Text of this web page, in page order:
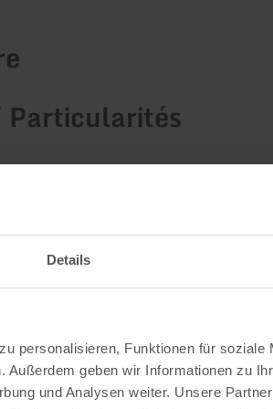
Details
personalisieren, Funktionen für soziale
geben wir Informationen zu
und Analysen weiter. Unsere